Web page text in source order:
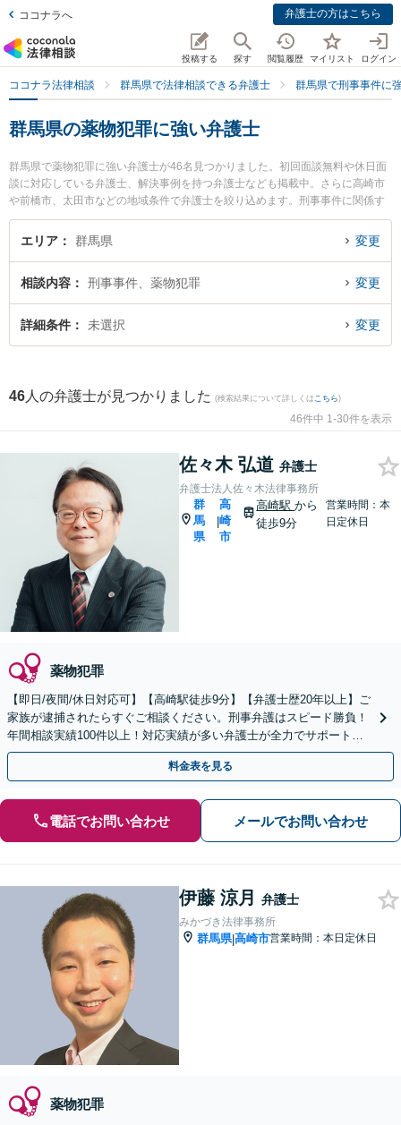
ココナラへ 弁護士の方はこちら
投稿する 探す 閲覧履歴 マイリスト ログイン
ココナラ法律相談 群馬県で法律相談できる弁護士 群馬県で刑事事件に
群馬県の薬物犯罪に強い弁護士
群馬県で薬物犯罪に強い弁護士が46名見つかりました。初回面談無料や休日面
談に対応している弁護士、解決事例を持つ弁護士なども掲載中。さらに高崎市
や前橋市、太田市などの地域条件で弁護士を絞り込めます。刑事事件に関係す
る加害者側や少年事件、再犯・前科あり等の細かな分野での絞り込み検索もで
き便利です。特に弁護士法人佐々木法律事務所の佐々木 弘道弁護士やみかづき
『群馬県で土日や夜間に発生した薬物犯罪のトラブルを今すぐに弁護士に相談
したい』『薬物犯罪のトラブル解決の実績豊富な近くの弁護士を検索したい』
『初回相談無料で薬物犯罪を法律相談できる群馬県内の弁護士に相談予約した
エリア 群馬県 変更
相談内容 刑事事件、薬物犯罪 変更
詳細条件 未選択 変更
46 人の弁護士が見つかりました (検索結果について詳しくは こちら)
46件中 1-30件を表示
佐々木 弘道 弁護士
弁護士法人佐々木法律事務所
群
馬
県
|
高
崎
市
高崎駅から
徒歩9分
営業時間：本
日定休日
薬物犯罪
【即日/夜間/休日対応可】【高崎駅徒歩9分】【弁護士歴20年以上】ご
家族が逮捕されたらすぐご相談ください。刑事弁護はスピード勝負！
年間相談実績100件以上！対応実績が多い弁護士が全力でサポートし
ます！
料金表を見る
電話でお問い合わせ メールでお問い合わせ
伊藤 涼月 弁護士
みかづき法律事務所
群馬県|高崎市営業時間：本日定休日
薬物犯罪